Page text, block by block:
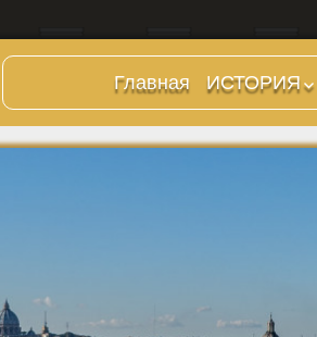
Главная
ИСТОРИЯ
Царский
Империя.
(27 г до н.э.